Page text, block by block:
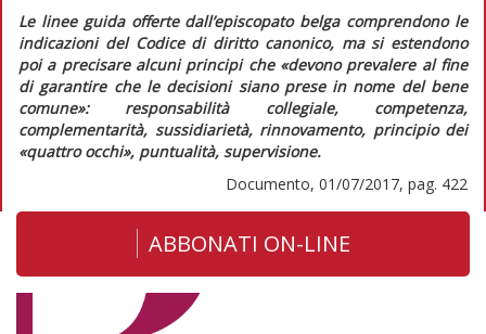
Le linee guida offerte dall’episcopato belga comprendono le
indicazioni del Codice di diritto canonico, ma si estendono
poi a precisare alcuni principi che «devono prevalere al fine
di garantire che le decisioni siano prese in nome del bene
comune»: responsabilità collegiale, competenza,
complementarità, sussidiarietà, rinnovamento, principio dei
«quattro occhi», puntualità, supervisione.
Documento, 01/07/2017, pag. 422
ABBONATI ON-LINE